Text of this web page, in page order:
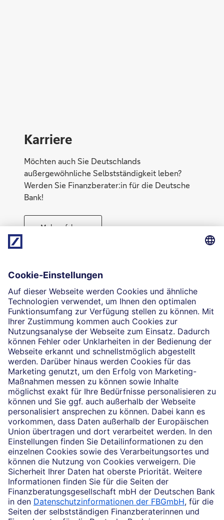
Direktabschluss möglich
Geld anlegen
Ruhestand planen
Karriere
Möchten auch Sie Deutschlands
außergewöhnliche Selbstständigkeit leben?
Werden Sie Finanzberater:in für die Deutsche
Bank!
Mehr erfahren
Die selbstständigen Finanzberater:innen beraten in
Finanzgeschäften, die sie für die Deutsche Bank AG
vermitteln dürfen. Das Einverständnis zu den dabei
vermittelten Verträgen sowie in diesem
Zusammenhang erforderliche Erklärungen werden
stets rechtsverbindlich nur durch die Deutsche Bank
AG oder durch die mit ihr kooperierenden
Produktpartner gegeben.
Impressum
Rechtliche Hinweise
Datenschutz
Barrierefreiheit
Cookie-Einstellungen